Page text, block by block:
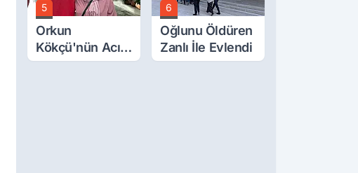
5
Orkun
Kökçü'nün Acı
Günü... Cenaze
6
Oğlunu Öldüren
Zanlı İle Evlendi